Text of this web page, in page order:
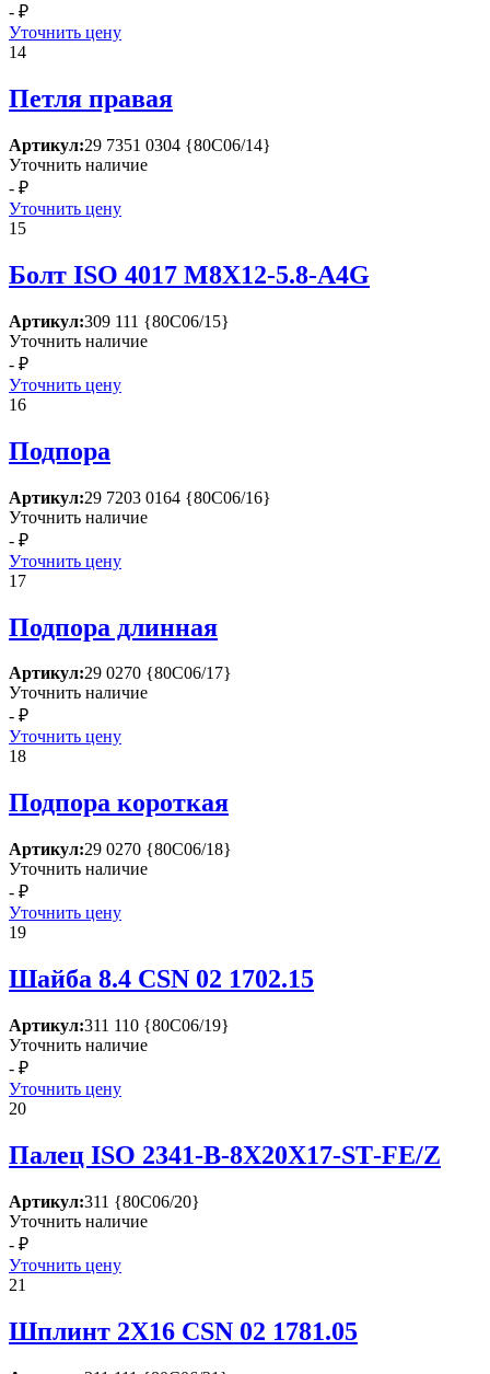
- ₽
Уточнить цену
14
Петля правая
Артикул:29 7351 0304 {80С06/14}
Уточнить наличие
- ₽
Уточнить цену
15
Болт ISО 4017 М8Х12-5.8-А4G
Артикул:309 111 {80С06/15}
Уточнить наличие
- ₽
Уточнить цену
16
Подпора
Артикул:29 7203 0164 {80С06/16}
Уточнить наличие
- ₽
Уточнить цену
17
Подпора длинная
Артикул:29 0270 {80С06/17}
Уточнить наличие
- ₽
Уточнить цену
18
Подпора короткая
Артикул:29 0270 {80С06/18}
Уточнить наличие
- ₽
Уточнить цену
19
Шайба 8.4 СSN 02 1702.15
Артикул:311 110 {80С06/19}
Уточнить наличие
- ₽
Уточнить цену
20
Палец ISО 2341-В-8Х20Х17-SТ-FЕ/Z
Артикул:311 {80С06/20}
Уточнить наличие
- ₽
Уточнить цену
21
Шплинт 2Х16 СSN 02 1781.05